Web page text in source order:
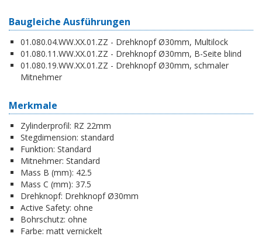
Baugleiche Ausführungen
01.080.04.WW.XX.01.ZZ - Drehknopf Ø30mm, Multilock
01.080.11.WW.XX.01.ZZ - Drehknopf Ø30mm, B-Seite blind
01.080.19.WW.XX.01.ZZ - Drehknopf Ø30mm, schmaler
Mitnehmer
Merkmale
Zylinderprofil: RZ 22mm
Stegdimension: standard
Funktion: Standard
Mitnehmer: Standard
Mass B (mm): 42.5
Mass C (mm): 37.5
Drehknopf: Drehknopf Ø30mm
Active Safety: ohne
Bohrschutz: ohne
Farbe: matt vernickelt